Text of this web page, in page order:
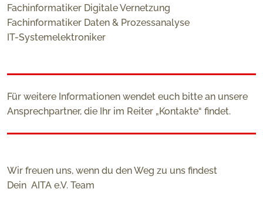
Fachinformatiker Digitale Vernetzung
Fachinformatiker Daten & Prozessanalyse
IT-Systemelektroniker
Für weitere Informationen wendet euch bitte an unsere
Ansprechpartner, die Ihr im Reiter „Kontakte“ findet.
Wir freuen uns, wenn du den Weg zu uns findest
Dein AITA e.V. Team